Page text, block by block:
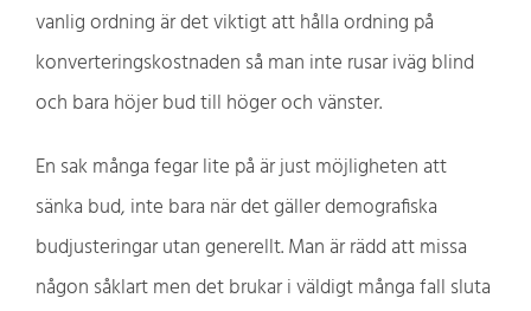
vanlig ordning är det viktigt att hålla ordning på
konverteringskostnaden så man inte rusar iväg blind
och bara höjer bud till höger och vänster.
En sak många fegar lite på är just möjligheten att
sänka bud, inte bara när det gäller demografiska
budjusteringar utan generellt. Man är rädd att missa
någon såklart men det brukar i väldigt många fall sluta